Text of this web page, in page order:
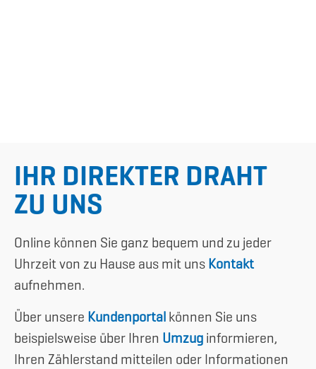
IHR DIREKTER DRAHT
ZU UNS
Online können Sie ganz bequem und zu jeder
Uhrzeit von zu Hause aus mit unsKontakt
aufnehmen.
Über unsere Kundenportalkönnen Sie uns
beispielsweise über Ihren Umzuginformieren,
Ihren Zählerstand mitteilen oder Informationen